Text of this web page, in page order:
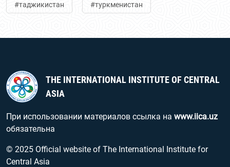
#таджикистан #туркменистан
THE INTERNATIONAL INSTITUTE OF CENTRAL
ASIA
При использовании материалов ссылка на www.iica.uz
обязательна
© 2025 Official website of The International Institute for
Central Asia